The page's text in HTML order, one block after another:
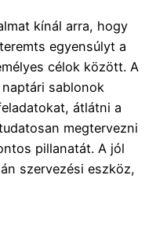
kínál arra, hogy
egyensúlyt a
célok között. A
sablonok
átlátni a
megtervezni
pillanatát. A jól
szervezési eszköz,